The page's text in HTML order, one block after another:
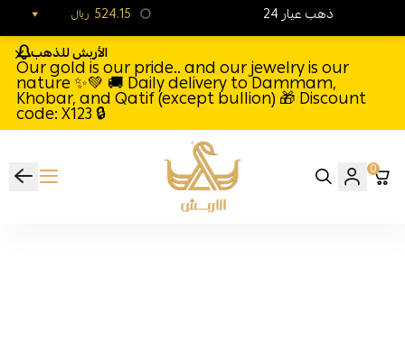
الأربش للذهب
Our gold is our pride.. and our jewelry is our
nature ✨💚 🚚 Daily delivery to Dammam,
Khobar, and Qatif (except bullion) 🎁 Discount
code: X123 🔒
Al-Arbash Gold0
24 ذهب عيار ريال 524.15